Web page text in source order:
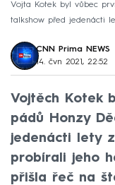
Vojta Kotek byl vůbec
talkshow před jedenácti
CNN Prima NEWS
14. čvn 2021, 22:52
Vojtěch Kotek
pádů Honzy
jedenácti lety
probírali jeho
přišla řeč na